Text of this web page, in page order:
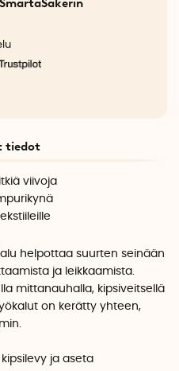
tiedot
viivoja
helpottaa suurten seinään
ja leikkaamista.
mittanauhalla, kipsiveitsellä
on kerätty yhteen,
ja aseta